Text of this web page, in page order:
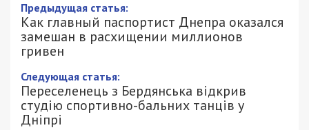
Предыдущая статья:
Как главный паспортист Днепра оказался
замешан в расхищении миллионов
гривен
Следующая статья:
Переселенець з Бердянська відкрив
студію спортивно-бальних танців у
Дніпрі